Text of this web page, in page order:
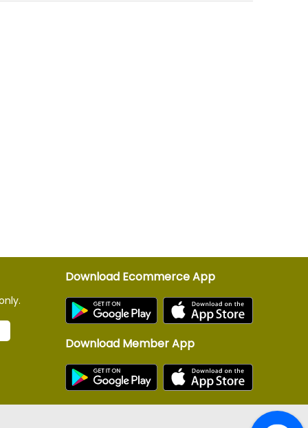
Download Ecommerce App
Download Member App